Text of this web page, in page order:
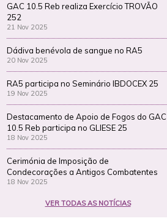
GAC 10.5 Reb realiza Exercício TROVÃO
252
21 Nov 2025
Dádiva benévola de sangue no RA5
20 Nov 2025
RA5 participa no Seminário IBDOCEX 25
19 Nov 2025
Destacamento de Apoio de Fogos do GAC
10.5 Reb participa no GLIESE 25
18 Nov 2025
Cerimónia de Imposição de
Condecorações a Antigos Combatentes
18 Nov 2025
VER TODAS AS NOTÍCIAS